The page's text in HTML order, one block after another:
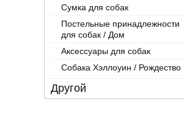
Сумка для собак
Постельные принадлежности
для собак / Дом
Аксессуары для собак
Собака Хэллоуин / Рождество
Другой